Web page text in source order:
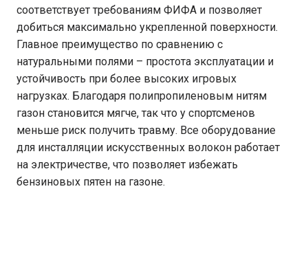
соответствует требованиям ФИФА и позволяет
добиться максимально укрепленной поверхности.
Главное преимущество по сравнению с
натуральными полями – простота эксплуатации и
устойчивость при более высоких игровых
нагрузках. Благодаря полипропиленовым нитям
газон становится мягче, так что у спортсменов
меньше риск получить травму. Все оборудование
для инсталляции искусственных волокон работает
на электричестве, что позволяет избежать
бензиновых пятен на газоне.